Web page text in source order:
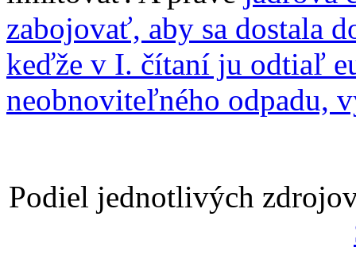
zabojovať, aby sa dostala
keďže v I. čítaní ju odtiaľ
neobnoviteľného odpadu,
Podiel jednotlivých